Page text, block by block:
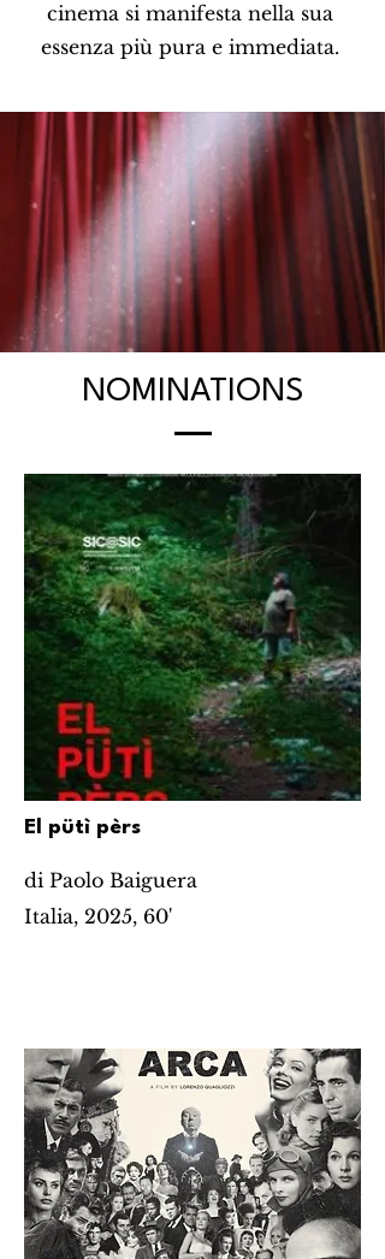
cinema si manifesta nella sua
essenza più pura e immediata.
NOMINATIONS
El pütì pèrs
di Paolo Baiguera
Italia, 2025, 60'